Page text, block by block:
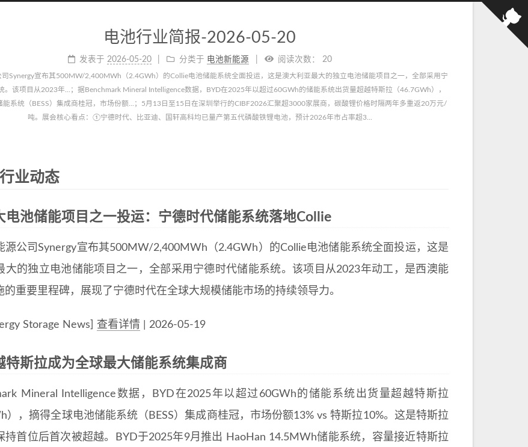
电池行业简报-2026-05-20
发表于 2026-05-20 分类于 电池新能源 阅读次数： 20
司Synergy宣布其500MW/2,400MWh（2.4GWh）的Collie电池储能系统全面投运，这是澳大利亚最大的独立电池储能项目之一，全部采用宁
。该项目从2023年...；据Benchmark Mineral Intelligence数据，BYD在2025年以超过60GWh的储能系统出货量超越特斯拉（46.7GWh），
能系统（BESS）集成商桂冠，市场份额...；5月13日至15日在深圳举行的CIBF2026汇聚超3000家展商，碳酸锂价格时隔两年多重返20万元/
吨。展会核心看点：①宁德时代、比亚迪、国轩高科均已量产第五代磷酸铁锂电池，预计2026年市占率超3...
业动态
电池储能项目之一投运：宁德时代储能系统落地Collie
源公司Synergy宣布其500MW/2,400MWh（2.4GWh）的Collie电池储能系统全面投运，这是
大的独立电池储能项目之一，全部采用宁德时代储能系统。该项目从2023年动工，是西澳能
的重要里程碑，展现了宁德时代在全球大规模储能市场的持续领导力。
Storage News] 查看详情 | 2026-05-19
特斯拉成为全球最大储能系统集成商
Mineral Intelligence数据，BYD在2025年以超过60GWh的储能系统出货量超越特斯拉
），摘得全球电池储能系统（BESS）集成商桂冠，市场份额13% vs 特斯拉10%。这是特斯拉
持首位后首次被超越。BYD于2025年9月推出 HaoHan 14.5MWh储能系统，容量接近特斯拉